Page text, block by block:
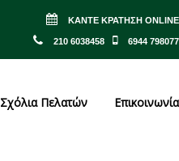
ΚΆΝΤΕ ΚΡΆΤΗΣΗ ONLINE
210 6038458 6944 798077
Σχόλια Πελατών Επικοινωνία